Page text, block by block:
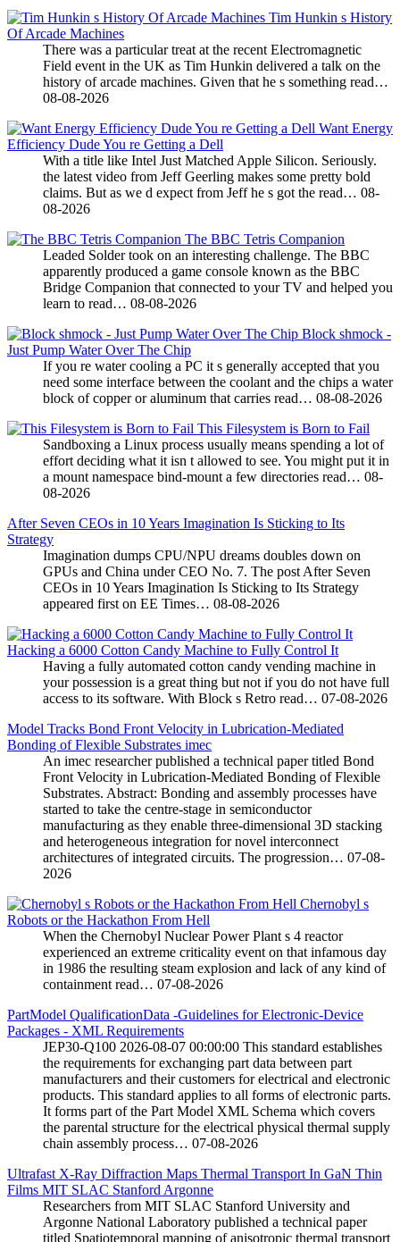
Tim Hunkin s History
Of Arcade Machines
There was a particular treat at the recent Electromagnetic
Field event in the UK as Tim Hunkin delivered a talk on the
history of arcade machines. Given that he s something read…
08-08-2026
Want Energy
Efficiency Dude You re Getting a Dell
With a title like Intel Just Matched Apple Silicon. Seriously.
the latest video from Jeff Geerling makes some pretty bold
claims. But as we d expect from Jeff he s got the read… 08-
08-2026
The BBC Tetris Companion
Leaded Solder took on an interesting challenge. The BBC
apparently produced a game console known as the BBC
Bridge Companion that connected to your TV and helped you
learn to read… 08-08-2026
Block shmock -
Just Pump Water Over The Chip
If you re water cooling a PC it s generally accepted that you
need some interface between the coolant and the chips a water
block of copper or aluminum that carries read… 08-08-2026
This Filesystem is Born to Fail
Sandboxing a Linux process usually means spending a lot of
effort deciding what it isn t allowed to see. You might put it in
a mount namespace bind-mount a few directories read… 08-
08-2026
After Seven CEOs in 10 Years Imagination Is Sticking to Its
Strategy
Imagination dumps CPU/NPU dreams doubles down on
GPUs and China under CEO No. 7. The post After Seven
CEOs in 10 Years Imagination Is Sticking to Its Strategy
appeared first on EE Times… 08-08-2026
Hacking a 6000 Cotton Candy Machine to Fully Control It
Having a fully automated cotton candy vending machine in
your possession is a great thing but not if you do not have full
access to its software. With Block s Retro read… 07-08-2026
Model Tracks Bond Front Velocity in Lubrication-Mediated
Bonding of Flexible Substrates imec
An imec researcher published a technical paper titled Bond
Front Velocity in Lubrication-Mediated Bonding of Flexible
Substrates. Abstract: Bonding and assembly processes have
started to take the centre-stage in semiconductor
manufacturing as they enable three-dimensional 3D stacking
and heterogeneous integration for novel interconnect
architectures of integrated circuits. The progression… 07-08-
2026
Chernobyl s
Robots or the Hackathon From Hell
When the Chernobyl Nuclear Power Plant s 4 reactor
experienced an extreme criticality event on that infamous day
in 1986 the resulting steam explosion and lack of any kind of
containment read… 07-08-2026
PartModel QualificationData -Guidelines for Electronic-Device
Packages - XML Requirements
JEP30-Q100 2026-08-07 00:00:00 This standard establishes
the requirements for exchanging part data between part
manufacturers and their customers for electrical and electronic
products. This standard applies to all forms of electronic parts.
It forms part of the Part Model XML Schema which covers
the parental structure for the electrical physical thermal supply
chain assembly process… 07-08-2026
Ultrafast X-Ray Diffraction Maps Thermal Transport In GaN Thin
Films MIT SLAC Stanford Argonne
Researchers from MIT SLAC Stanford University and
Argonne National Laboratory published a technical paper
titled Spatiotemporal mapping of anisotropic thermal transport